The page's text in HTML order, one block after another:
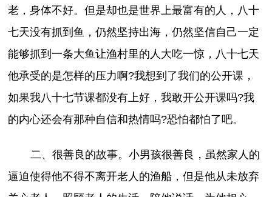
老，身体不好。但是却也是世界上最富有的人，八十
七天没有抓到鱼，仍然坚持出海，仍然坚信自己一定
能够抓到一条大鱼让渔村里的人大吃一惊，八十七天
他承受的是怎样的压力啊?我想到了我们的公开课，
如果我八十七节课都没有上好，我敢开公开课吗?我
的内心还会有那种自信和热情吗?恐怕都怕了吧。
二、很善良的故事。小男孩很善良，虽然家人的
逼迫使得他不得不离开老人的渔船，但是他从未放弃